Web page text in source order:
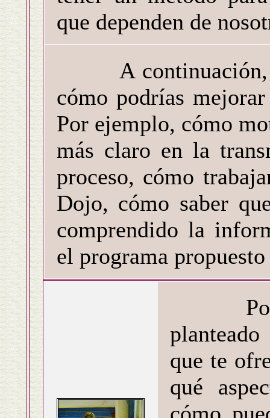
que dependen de
A continuación,
cómo podrías
Por ejemplo, cómo
más claro en la
proceso, cómo
Dojo, cómo saber
comprendido la
el programa
Por
que te
qué